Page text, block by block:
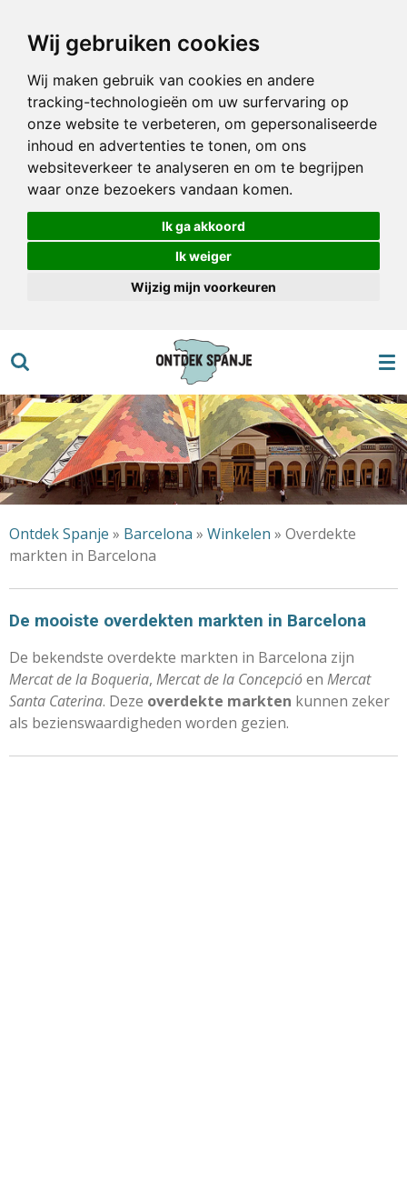
Wij gebruiken cookies
Wij maken gebruik van cookies en andere
tracking-technologieën om uw surfervaring op
onze website te verbeteren, om gepersonaliseerde
inhoud en advertenties te tonen, om ons
websiteverkeer te analyseren en om te begrijpen
waar onze bezoekers vandaan komen.
Ik ga akkoord
Ik weiger
Wijzig mijn voorkeuren
direct
hoofdinhoud
Ontdek Spanje » Barcelona » Winkelen » Overdekte
markten in Barcelona
De mooiste overdekten markten in Barcelona
De bekendste overdekte markten in Barcelona zijn
Mercat de la Boqueria, Mercat de la Concepcióen Mercat
Santa Caterina. Deze overdekte markten kunnen zeker
als bezienswaardigheden worden gezien.